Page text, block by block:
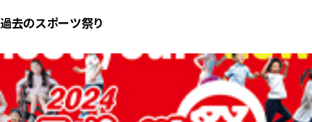
過去のスポーツ祭り